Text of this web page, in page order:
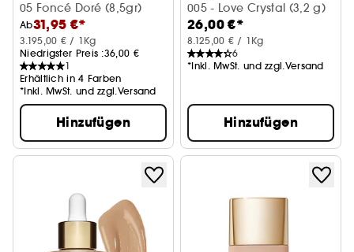
05 Foncé Doré (8,5gr)
Ab31,95 €*
3.195,00 € / 1Kg
Niedrigster Preis :36,00 €
1
Erhältlich in 4 Farben
*Inkl. MwSt. und zzgl.Versand
Hinzufügen
Lip Balm
005 - Love Crystal (3,2 g)
26,00 €*
8.125,00 € / 1Kg
6
*Inkl. MwSt. und zzgl.Versand
Hinzufügen